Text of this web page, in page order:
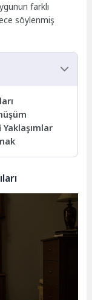
farklı
söylenmiş
Yaklaşımlar